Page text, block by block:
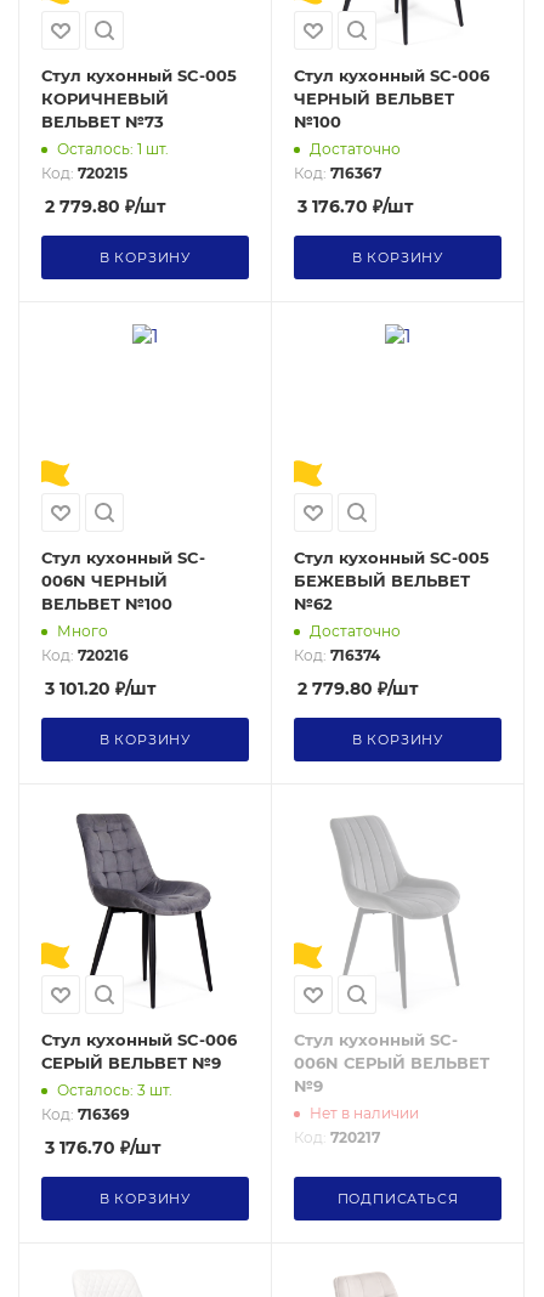
Стул кухонный SC-005
КОРИЧНЕВЫЙ
ВЕЛЬВЕТ №73
Осталось: 1 шт.
Код: 720215
2 779.80 ₽/шт
В КОРЗИНУ
Стул кухонный SC-006
ЧЕРНЫЙ ВЕЛЬВЕТ
№100
Достаточно
Код: 716367
3 176.70 ₽/шт
В КОРЗИНУ
Стул кухонный SC-
006N ЧЕРНЫЙ
ВЕЛЬВЕТ №100
Много
Код: 720216
3 101.20 ₽/шт
В КОРЗИНУ
Стул кухонный SC-005
БЕЖЕВЫЙ ВЕЛЬВЕТ
№62
Достаточно
Код: 716374
2 779.80 ₽/шт
В КОРЗИНУ
Стул кухонный SC-006
СЕРЫЙ ВЕЛЬВЕТ №9
Осталось: 3 шт.
Код: 716369
3 176.70 ₽/шт
В КОРЗИНУ
Стул кухонный SC-
006N СЕРЫЙ ВЕЛЬВЕТ
№9
Нет в наличии
Код: 720217
ПОДПИСАТЬСЯ